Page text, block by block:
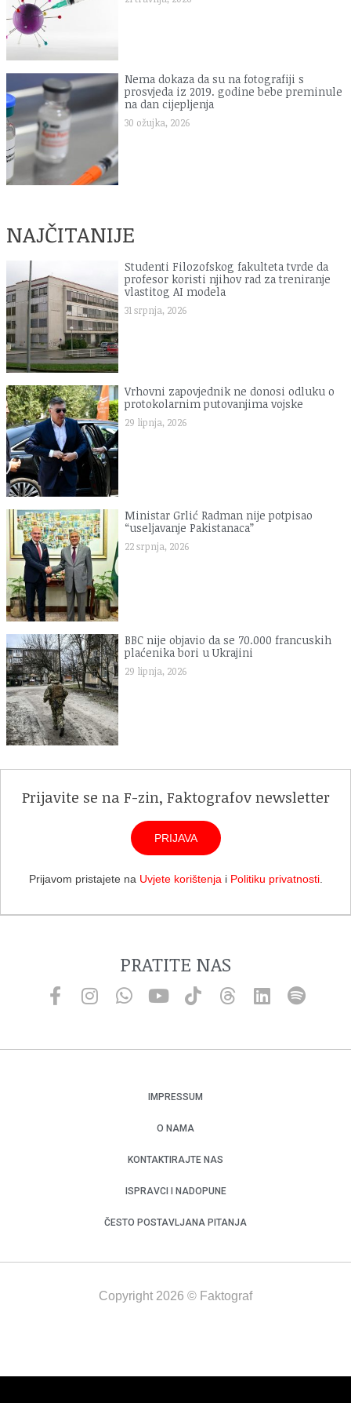
Nema dokaza da su na fotografiji s
prosvjeda iz 2019. godine bebe preminule
na dan cijepljenja
30 ožujka, 2026
NAJČITANIJE
Studenti Filozofskog fakulteta tvrde da
profesor koristi njihov rad za treniranje
vlastitog AI modela
31 srpnja, 2026
Vrhovni zapovjednik ne donosi odluku o
protokolarnim putovanjima vojske
29 lipnja, 2026
Ministar Grlić Radman nije potpisao
“useljavanje Pakistanaca”
22 srpnja, 2026
BBC nije objavio da se 70.000 francuskih
plaćenika bori u Ukrajini
29 lipnja, 2026
Prijavite se na F-zin, Faktografov newsletter
PRIJAVA
Prijavom pristajete na Uvjete korištenja i Politiku privatnosti.
PRATITE NAS
IMPRESSUM
O NAMA
KONTAKTIRAJTE NAS
ISPRAVCI I NADOPUNE
ČESTO POSTAVLJANA PITANJA
Copyright 2026 © Faktograf